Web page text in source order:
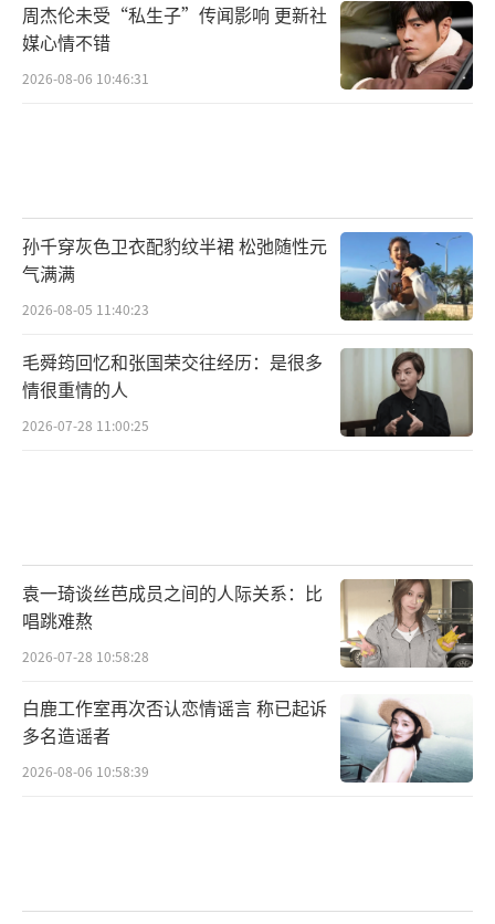
周杰伦未受“私生子”传闻影响 更新社
媒心情不错
2026-08-06 10:46:31
孙千穿灰色卫衣配豹纹半裙 松弛随性元
气满满
2026-08-05 11:40:23
毛舜筠回忆和张国荣交往经历：是很多
情很重情的人
2026-07-28 11:00:25
袁一琦谈丝芭成员之间的人际关系：比
唱跳难熬
2026-07-28 10:58:28
白鹿工作室再次否认恋情谣言 称已起诉
多名造谣者
2026-08-06 10:58:39